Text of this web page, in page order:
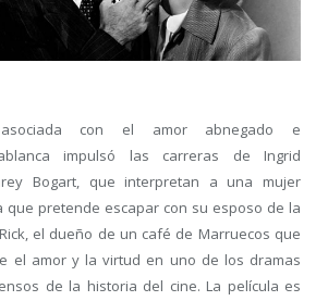
asociada con el amor abnegado e
impulsó las carreras de Ingrid
Bogart, que interpretan a una mujer
que pretende escapar con su esposo de la
el dueño de un café de Marruecos que
el amor y la virtud en uno de los dramas
de la historia del cine. La película es